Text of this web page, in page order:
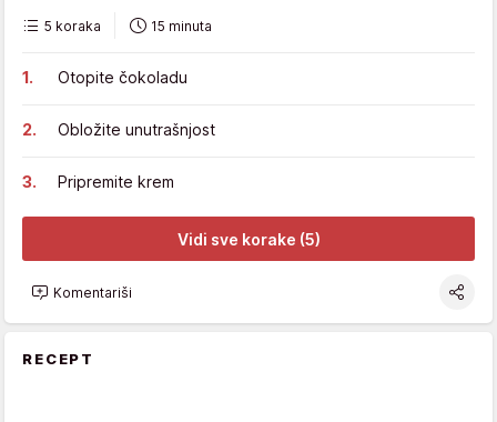
5 koraka 15 minuta
Otopite čokoladu
Obložite unutrašnjost
Pripremite krem
Vidi sve korake (5)
Komentariši
RECEPT